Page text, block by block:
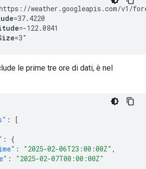
weather.googleapis.com/v1/
=37.4220
=-122.0841
=3"
le prime tre ore di dati, è nel
:
[
:
{
: "2025-02-06T23:00:00Z" ,
:
"2025-02-07T00:00:00Z"